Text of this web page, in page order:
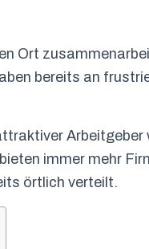
Ort
bereits an
Arbeitgeber
immer mehr
örtlich verteilt.